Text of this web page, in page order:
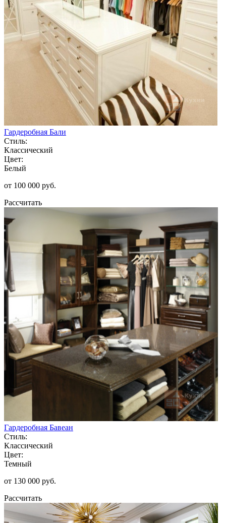
Гардеробная Бали
Стиль:
Классический
Цвет:
Белый
от 100 000 руб.
Рассчитать
Гардеробная Бавеан
Стиль:
Классический
Цвет:
Темный
от 130 000 руб.
Рассчитать